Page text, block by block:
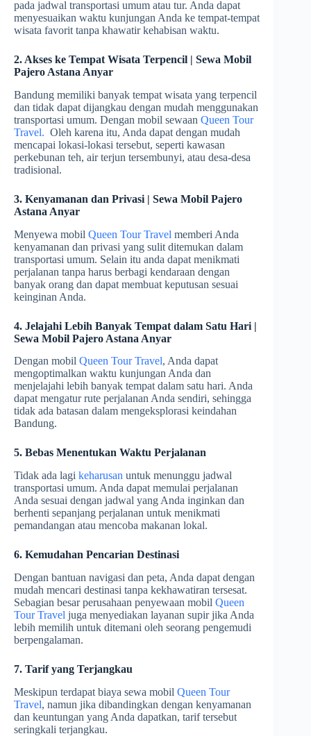
pada jadwal transportasi umum atau tur. Anda dapat
menyesuaikan waktu kunjungan Anda ke tempat-tempat
wisata favorit tanpa khawatir kehabisan waktu.
2. Akses ke Tempat Wisata Terpencil | Sewa Mobil
Pajero Astana Anyar
Bandung memiliki banyak tempat wisata yang terpencil
dan tidak dapat dijangkau dengan mudah menggunakan
transportasi umum. Dengan mobil sewaan Queen Tour
Travel. Oleh karena itu, Anda dapat dengan mudah
mencapai lokasi-lokasi tersebut, seperti kawasan
perkebunan teh, air terjun tersembunyi, atau desa-desa
tradisional.
3. Kenyamanan dan Privasi | Sewa Mobil Pajero
Astana Anyar
Menyewa mobil Queen Tour Travel memberi Anda
kenyamanan dan privasi yang sulit ditemukan dalam
transportasi umum. Selain itu anda dapat menikmati
perjalanan tanpa harus berbagi kendaraan dengan
banyak orang dan dapat membuat keputusan sesuai
keinginan Anda.
4. Jelajahi Lebih Banyak Tempat dalam Satu Hari |
Sewa Mobil Pajero Astana Anyar
Dengan mobil Queen Tour Travel, Anda dapat
mengoptimalkan waktu kunjungan Anda dan
menjelajahi lebih banyak tempat dalam satu hari. Anda
dapat mengatur rute perjalanan Anda sendiri, sehingga
tidak ada batasan dalam mengeksplorasi keindahan
Bandung.
5. Bebas Menentukan Waktu Perjalanan
Tidak ada lagi keharusan untuk menunggu jadwal
transportasi umum. Anda dapat memulai perjalanan
Anda sesuai dengan jadwal yang Anda inginkan dan
berhenti sepanjang perjalanan untuk menikmati
pemandangan atau mencoba makanan lokal.
6. Kemudahan Pencarian Destinasi
Dengan bantuan navigasi dan peta, Anda dapat dengan
mudah mencari destinasi tanpa kekhawatiran tersesat.
Sebagian besar perusahaan penyewaan mobil Queen
Tour Travel juga menyediakan layanan supir jika Anda
lebih memilih untuk ditemani oleh seorang pengemudi
berpengalaman.
7. Tarif yang Terjangkau
Meskipun terdapat biaya sewa mobil Queen Tour
Travel, namun jika dibandingkan dengan kenyamanan
dan keuntungan yang Anda dapatkan, tarif tersebut
seringkali terjangkau.